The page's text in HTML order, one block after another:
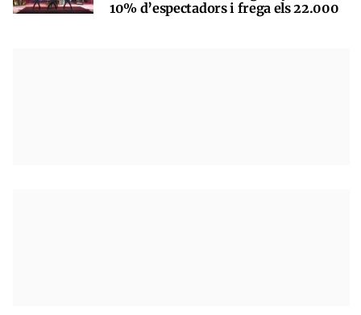
10% d’espectadors i frega els 22.000